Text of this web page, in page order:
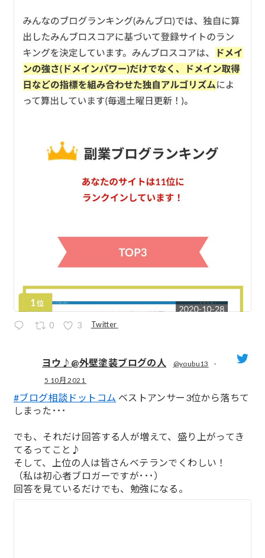
0 3 Twitter
ヨウ♪@外壁塗装ブログの人 @youbu13
·
5 10月 2021
#ブログ相談ドットコム ベストアンサー3位から落ちて
しまった･･･
でも、それだけ回答する人が増えて、盛り上がってき
てるってこと♪
そして、上位の人は皆さんベテランでくわしい！
（私は初心者ブロガーですが･･･）
回答を見ているだけでも、勉強になる。